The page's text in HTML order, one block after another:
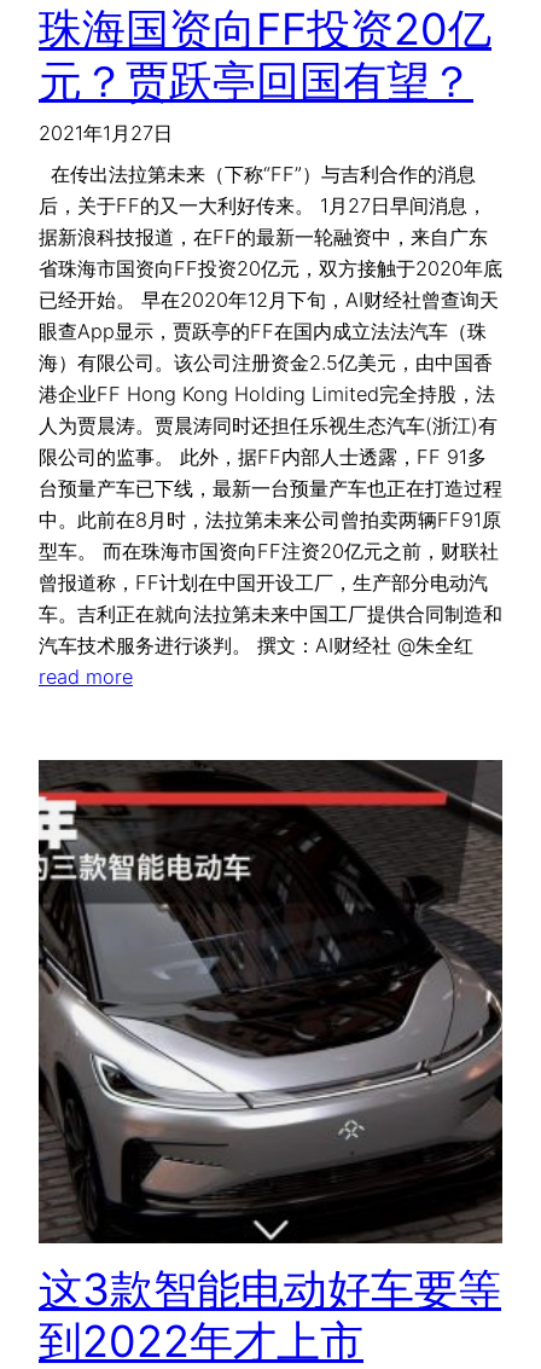
珠海国资向FF投资20亿
元？贾跃亭回国有望？
2021年1月27日
在传出法拉第未来（下称“FF”）与吉利合作的消息
后，关于FF的又一大利好传来。 1月27日早间消息，
据新浪科技报道，在FF的最新一轮融资中，来自广东
省珠海市国资向FF投资20亿元，双方接触于2020年底
已经开始。 早在2020年12月下旬，AI财经社曾查询天
眼查App显示，贾跃亭的FF在国内成立法法汽车（珠
海）有限公司。该公司注册资金2.5亿美元，由中国香
港企业FF Hong Kong Holding Limited完全持股，法
人为贾晨涛。贾晨涛同时还担任乐视生态汽车(浙江)有
限公司的监事。 此外，据FF内部人士透露，FF 91多
台预量产车已下线，最新一台预量产车也正在打造过程
中。此前在8月时，法拉第未来公司曾拍卖两辆FF91原
型车。 而在珠海市国资向FF注资20亿元之前，财联社
曾报道称，FF计划在中国开设工厂，生产部分电动汽
车。吉利正在就向法拉第未来中国工厂提供合同制造和
汽车技术服务进行谈判。 撰文：AI财经社 @朱全红
read more
这3款智能电动好车要等
到2022年才上市